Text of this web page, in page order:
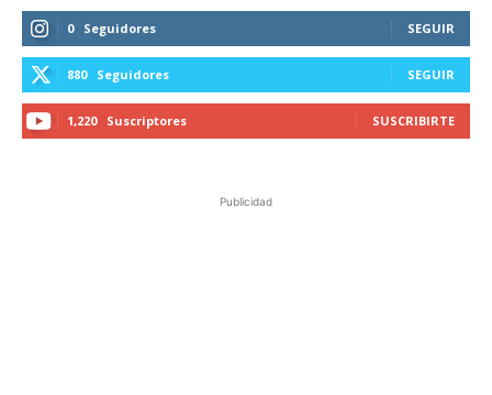
0 Seguidores SEGUIR
880 Seguidores SEGUIR
1,220 Suscriptores SUSCRIBIRTE
Publicidad